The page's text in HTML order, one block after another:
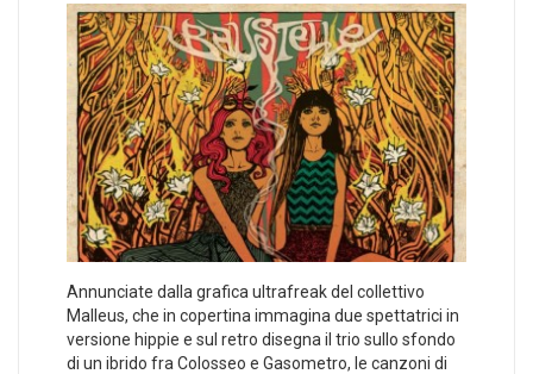
Annunciate dalla grafica ultrafreak del collettivo
Malleus, che in copertina immagina due spettatrici in
versione hippie e sul retro disegna il trio sullo sfondo
di un ibrido fra Colosseo e Gasometro, le canzoni di